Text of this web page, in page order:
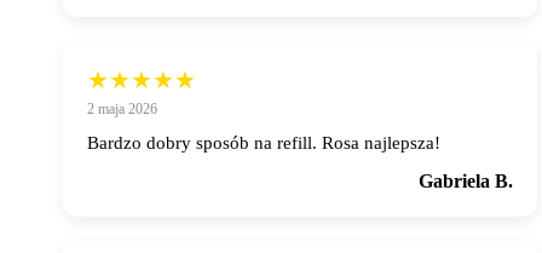
★★★★★
2 maja 2026
Bardzo dobry sposób na refill. Rosa najlepsza!
Gabriela B.